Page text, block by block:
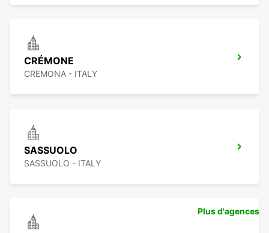
CRÉMONE
CREMONA - ITALY
SASSUOLO
SASSUOLO - ITALY
Plus d'agences